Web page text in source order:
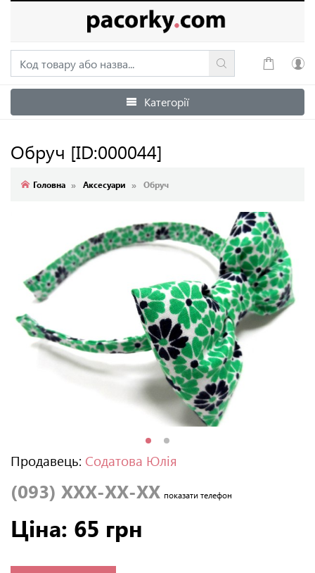
Увійти
Категорії
Обруч [ID:000044]
Головна Аксесуари Обруч
Продавець: Содатова Юлія
(093) XXX-XX-XX показати телефон
Ціна: 65 грн